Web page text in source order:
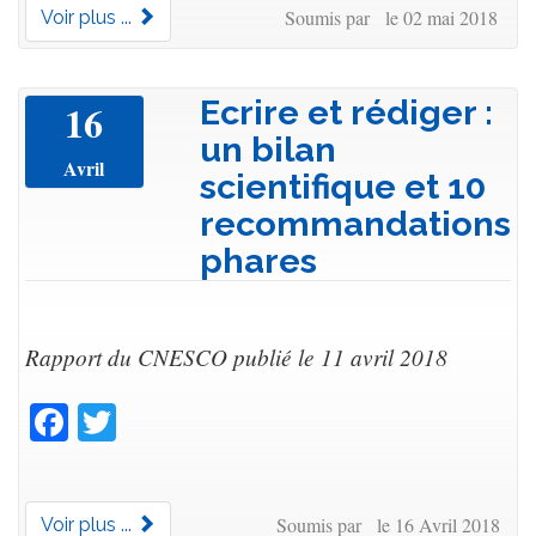
Voir plus ... Soumis par le 02 mai 2018
16
Avril
Ecrire et rédiger :
un bilan
scientifique et 10
recommandations
phares
Rapport du CNESCO publié le 11 avril 2018
Facebook
Voir plus ... Soumis par le 16 Avril 2018